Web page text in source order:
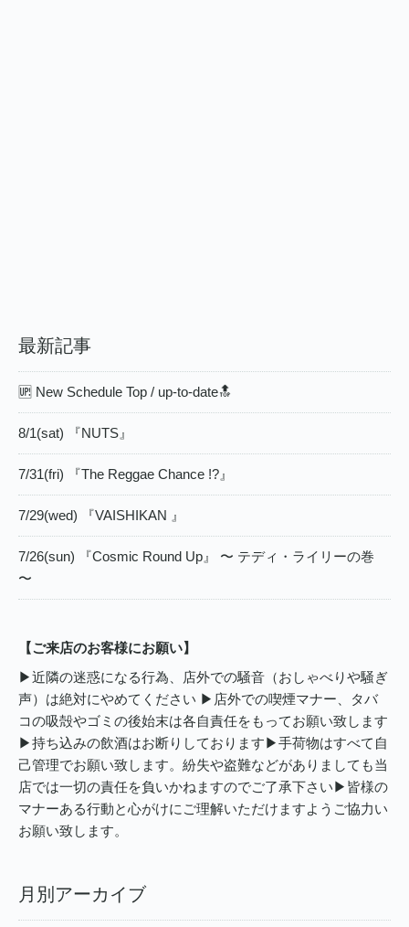
最新記事
🆙 New Schedule Top / up-to-date🔝
8/1(sat) 『NUTS』
7/31(fri) 『The Reggae Chance !?』
7/29(wed) 『VAISHIKAN 』
7/26(sun) 『Cosmic Round Up』 〜 テディ・ライリーの巻
〜
【ご来店のお客様にお願い】
▶︎近隣の迷惑になる行為、店外での騒音（おしゃべりや騒ぎ
声）は絶対にやめてください ▶︎店外での喫煙マナー、タバ
コの吸殻やゴミの後始末は各自責任をもってお願い致します
▶︎持ち込みの飲酒はお断りしております▶︎手荷物はすべて自
己管理でお願い致します。紛失や盗難などがありましても当
店では一切の責任を負いかねますのでご了承下さい▶︎皆様の
マナーある行動と心がけにご理解いただけますようご協力い
お願い致します。
月別アーカイブ